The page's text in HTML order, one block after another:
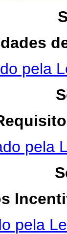
pela
pela
pela